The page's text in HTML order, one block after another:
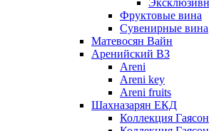
Фруктовые вина
Cувенирные вина
Матевосян Вайн
Аренийский ВЗ
Areni
Areni key
Areni fruits
Шахназарян ЕКД
Коллекция Гаясон